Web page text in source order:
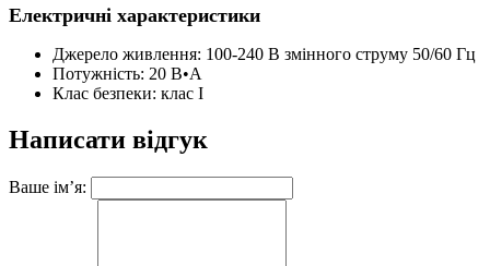
Електричні характеристики
Джерело живлення: 100-240 В змінного струму 50/60 Гц
Потужність: 20 В•А
Клас безпеки: клас I
Написати відгук
Ваше ім’я: